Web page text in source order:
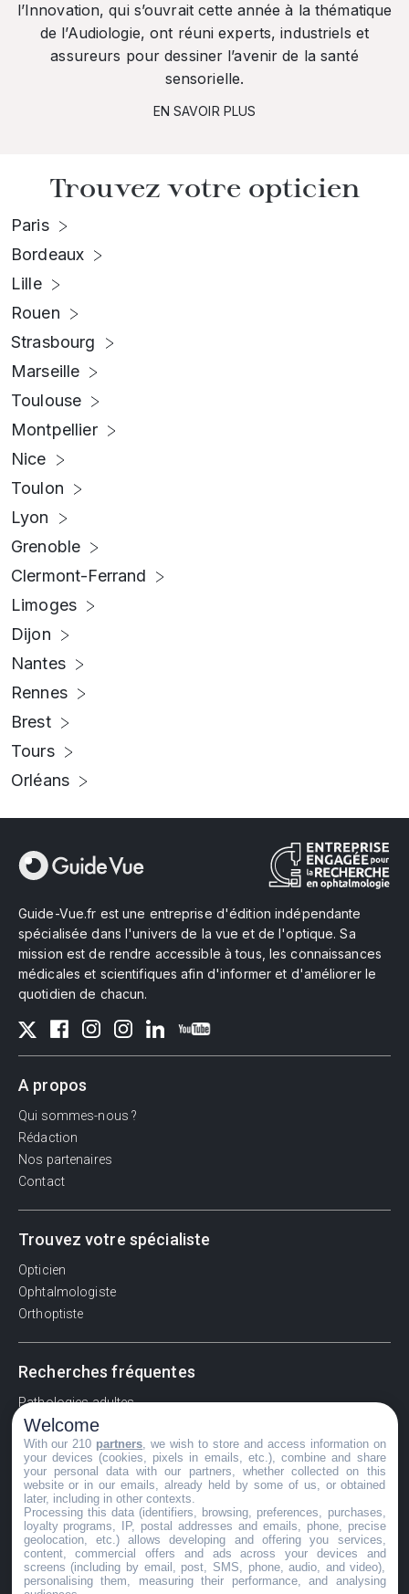
l’Innovation, qui s’ouvrait cette année à la thématique
de l’Audiologie, ont réuni experts, industriels et
assureurs pour dessiner l’avenir de la santé
sensorielle.
EN SAVOIR PLUS
Trouvez votre opticien
Paris
Bordeaux
Lille
Rouen
Strasbourg
Marseille
Toulouse
Montpellier
Nice
Toulon
Lyon
Grenoble
Clermont-Ferrand
Limoges
Dijon
Nantes
Rennes
Brest
Tours
Orléans
Guide-Vue.fr est une entreprise d'édition indépendante
spécialisée dans l'univers de la vue et de l'optique. Sa
mission est de rendre accessible à tous, les connaissances
médicales et scientifiques afin d'informer et d'améliorer le
quotidien de chacun.
A propos
Qui sommes-nous ?
Rédaction
Nos partenaires
Contact
Trouvez votre spécialiste
Opticien
Ophtalmologiste
Orthoptiste
Recherches fréquentes
Pathologies adultes
Signes d'une urgence ophtalmologique
La vision
Acuité visuelle
Myosis / mydriase
Œdème oculaire
©GuideVue2024
Welcome
With our 210 partners , we wish to store and access information on
your devices (cookies, pixels in emails, etc.), combine and share
your personal data with our partners, whether collected on this
website or in our emails, already held by some of us, or obtained
later, including in other contexts.
Processing this data (identifiers, browsing, preferences, purchases,
loyalty programs, IP, postal addresses and emails, phone, precise
geolocation, etc.) allows developing and offering you services,
content, commercial offers and ads across your devices and
screens (including by email, post, SMS, phone, audio, and video),
personalising them, measuring their performance, and analysing